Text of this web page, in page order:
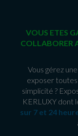
VOUS ETES
COLLABORER
Vous gérez
exposer
simplicité ?
KERLUXY dont
sur 7 et 24